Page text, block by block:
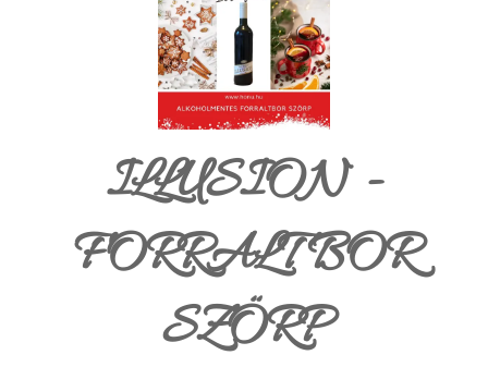
ILLUSION -
FORRALT BOR
SZÖRP